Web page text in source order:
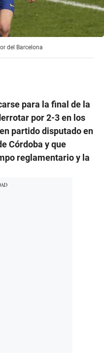
del Barcelona
para la final de la
por 2-3 en los
en partido disputado en
Córdoba y que
reglamentario y la